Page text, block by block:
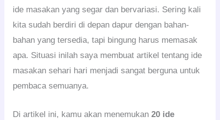
ide masakan yang segar dan bervariasi. Sering kali
kita sudah berdiri di depan dapur dengan bahan-
bahan yang tersedia, tapi bingung harus memasak
apa. Situasi inilah saya membuat artikel tentang ide
masakan sehari hari menjadi sangat berguna untuk
pembaca semuanya.
Di artikel ini, kamu akan menemukan20 ide